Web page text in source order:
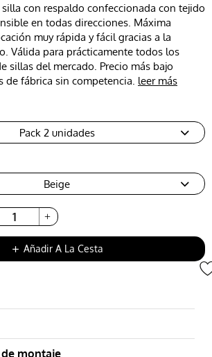
silla con respaldo confeccionada con tejido
en todas direcciones. Máxima
muy rápida y fácil gracias a la
Válida para prácticamente todos los
sillas del mercado. Precio más bajo
de fábrica sin competencia. leer más
Pack 2 unidades
Beige
add Añadir A La Cesta
montaje